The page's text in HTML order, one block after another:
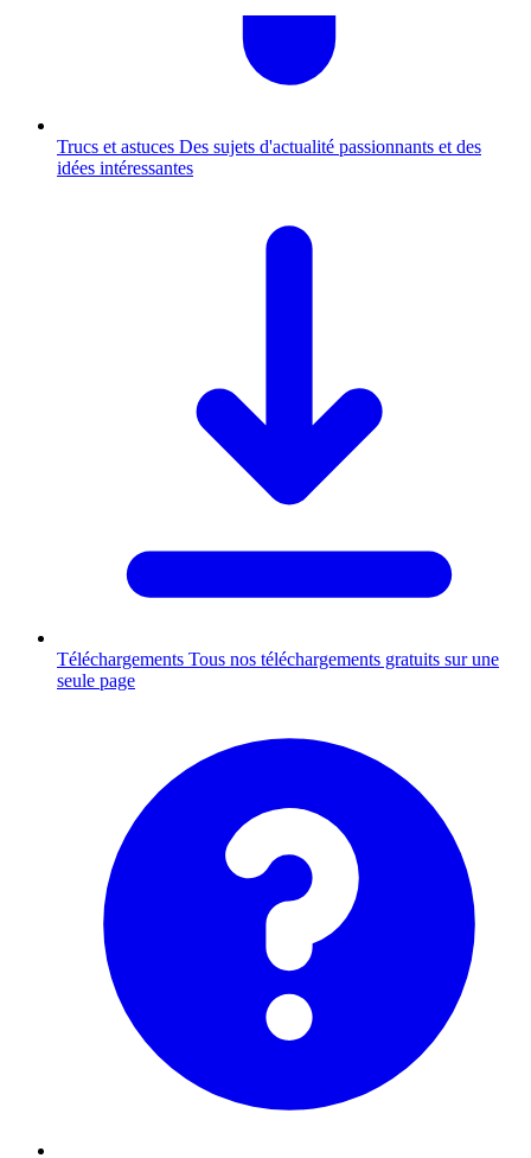
Trucs et astuces Des sujets d'actualité passionnants et des
idées intéressantes
Téléchargements Tous nos téléchargements gratuits sur une
seule page